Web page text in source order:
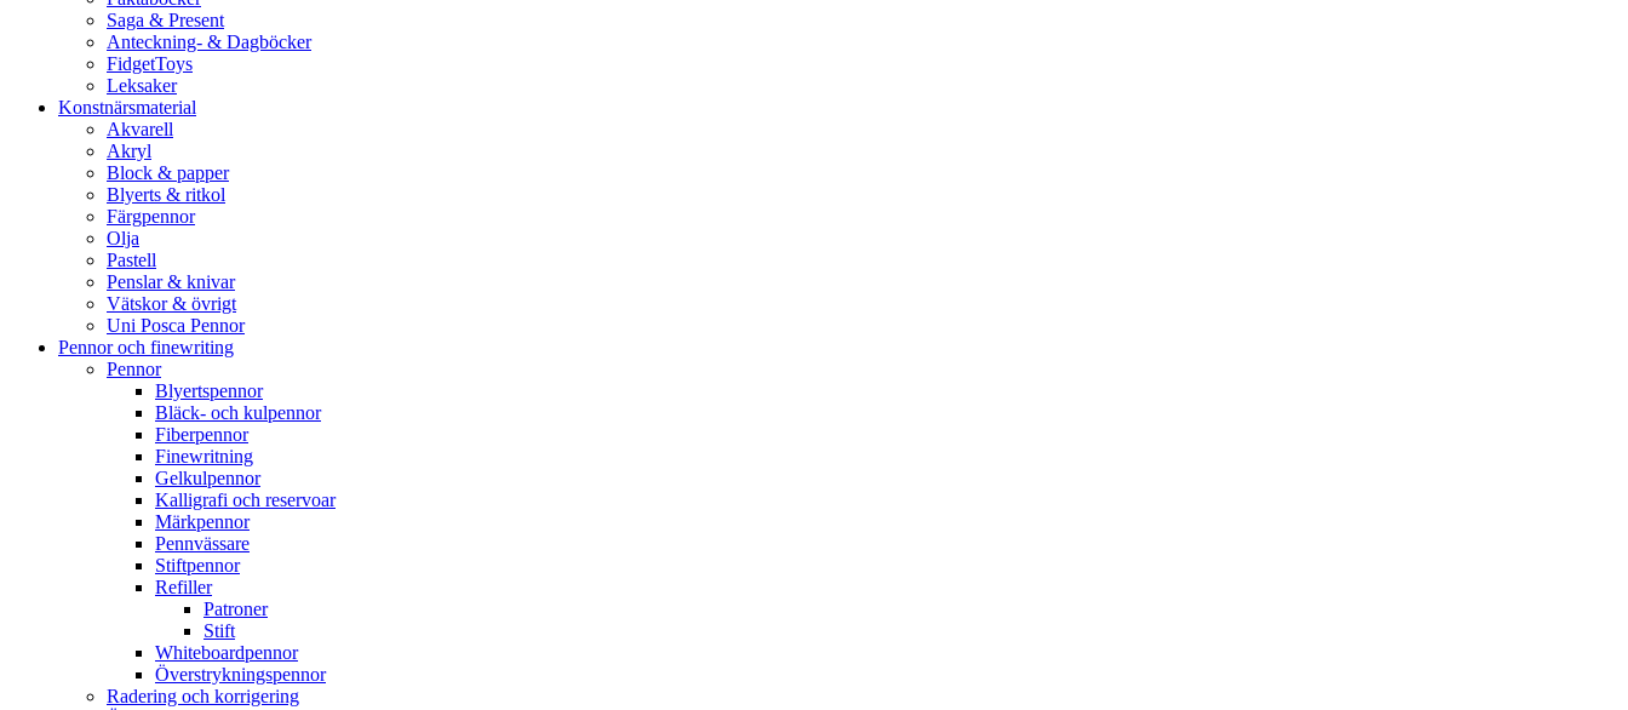
Saga & Present
Anteckning- & Dagböcker
FidgetToys
Leksaker
Konstnärsmaterial
Akvarell
Akryl
Block & papper
Blyerts & ritkol
Färgpennor
Olja
Pastell
Penslar & knivar
Vätskor & övrigt
Uni Posca Pennor
Pennor och finewriting
Pennor
Blyertspennor
Bläck- och kulpennor
Fiberpennor
Finewritning
Gelkulpennor
Kalligrafi och reservoar
Märkpennor
Pennvässare
Stiftpennor
Refiller
Patroner
Stift
Whiteboardpennor
Överstrykningspennor
Radering och korrigering